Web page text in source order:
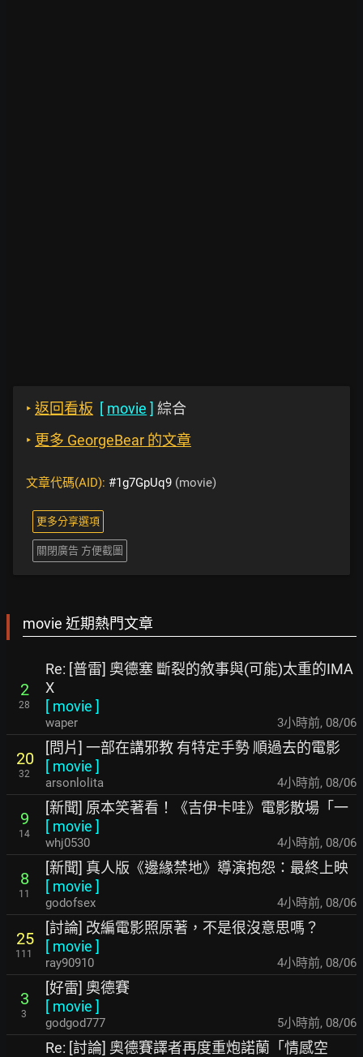
‣ 返回看板 [ movie ] 綜合
‣ 更多 GeorgeBear 的文章
文章代碼(AID): #1g7GpUq9 (movie)
更多分享選項
關閉廣告 方便截圖
movie 近期熱門文章
2
28
Re: [普雷] 奧德塞 斷裂的敘事與(可能)太重的IMA
X
[ movie ]
waper 3小時前, 08/06
20
32
[問片] 一部在講邪教 有特定手勢 順過去的電影
[ movie ]
arsonlolita 4小時前, 08/06
9
14
[新聞] 原本笑著看！《吉伊卡哇》電影散場「一
[ movie ]
whj0530 4小時前, 08/06
8
11
[新聞] 真人版《邊緣禁地》導演抱怨：最終上映
[ movie ]
godofsex 4小時前, 08/06
25
111
[討論] 改編電影照原著，不是很沒意思嗎？
[ movie ]
ray90910 4小時前, 08/06
3
3
[好雷] 奧德賽
[ movie ]
godgod777 5小時前, 08/06
Re: [討論] 奧德賽譯者再度重炮諾蘭「情感空